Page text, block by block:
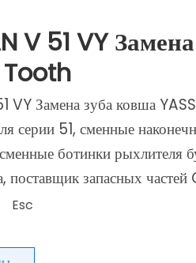
V 51 VY
VY Замена зуба ковша
серии 51, сменные
ботинки рыхлителя
поставщик запасных частей
Esc